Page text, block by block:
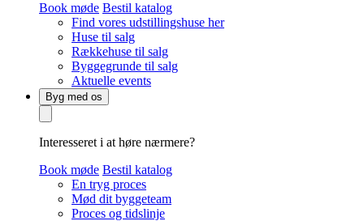
Book møde Bestil katalog
Find vores udstillingshuse her
Huse til salg
Rækkehuse til salg
Byggegrunde til salg
Aktuelle events
Byg med os
Interesseret i at høre nærmere?
Book møde Bestil katalog
En tryg proces
Mød dit byggeteam
Proces og tidslinje